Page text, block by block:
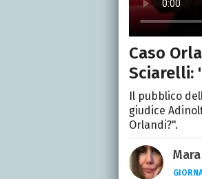
Caso
Sciarelli:
Il pubblico
giudice
Orlandi?".